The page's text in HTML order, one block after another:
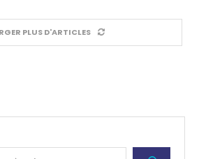
PLUS D'ARTICLES